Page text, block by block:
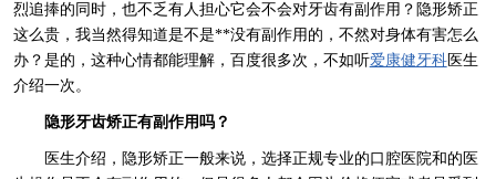
烈追捧的同时，也不乏有人担心它会不会对牙齿有副作用？隐形矫正
这么贵，我当然得知道是不是**没有副作用的，不然对身体有害怎么
办？是的，这种心情都能理解，百度很多次，不如听爱康健牙科医生
介绍一次。
隐形牙齿矫正有副作用吗？
医生介绍，隐形矫正一般来说，选择正规专业的口腔医院和的医